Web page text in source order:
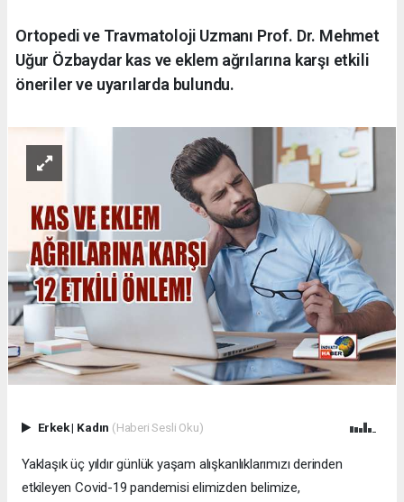
Ortopedi ve Travmatoloji Uzmanı Prof. Dr. Mehmet
Uğur Özbaydar kas ve eklem ağrılarına karşı etkili
öneriler ve uyarılarda bulundu.
Erkek| Kadın (Haberi Sesli Oku)
Yaklaşık üç yıldır günlük yaşam alışkanlıklarımızı derinden
etkileyen Covid-19 pandemisi elimizden belimize,